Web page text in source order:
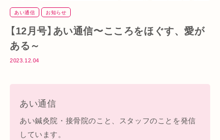
あい通信 お知らせ
【12月号】あい通信〜こころをほぐす、愛が
ある～
2023.12.04
あい通信
あい鍼灸院・接骨院のこと、スタッフのことを発信
しています。